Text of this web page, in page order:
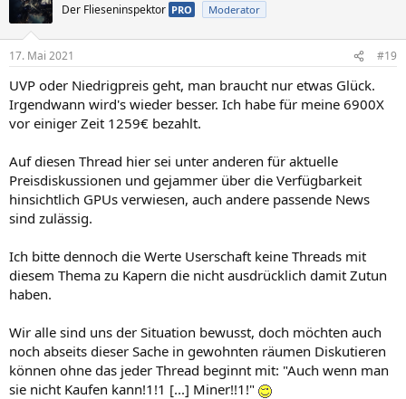
Der Flieseninspektor PRO Moderator
17. Mai 2021 #19
UVP oder Niedrigpreis geht, man braucht nur etwas Glück.
Irgendwann wird's wieder besser. Ich habe für meine 6900X
vor einiger Zeit 1259€ bezahlt.
Auf diesen Thread hier sei unter anderen für aktuelle
Preisdiskussionen und gejammer über die Verfügbarkeit
hinsichtlich GPUs verwiesen, auch andere passende News
sind zulässig.
Ich bitte dennoch die Werte Userschaft keine Threads mit
diesem Thema zu Kapern die nicht ausdrücklich damit Zutun
haben.
Wir alle sind uns der Situation bewusst, doch möchten auch
noch abseits dieser Sache in gewohnten räumen Diskutieren
können ohne das jeder Thread beginnt mit: "Auch wenn man
sie nicht Kaufen kann!1!1 [...] Miner!!1!"